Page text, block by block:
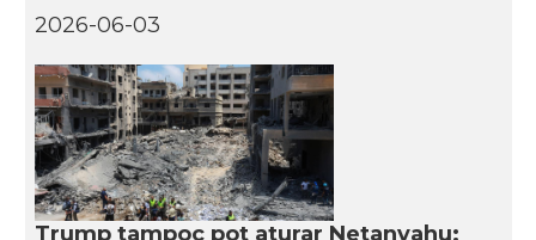
2026-06-03
Trump tampoc pot aturar Netanyahu: